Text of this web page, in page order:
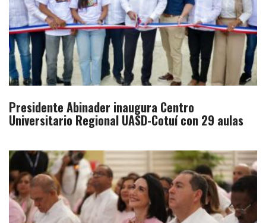
Presidente Abinader inaugura Centro
Universitario Regional UASD-Cotuí con 29 aulas